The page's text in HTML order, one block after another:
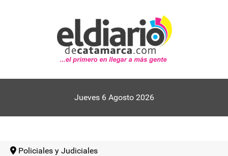
Jueves 6 Agosto 2026
Policiales y Judiciales